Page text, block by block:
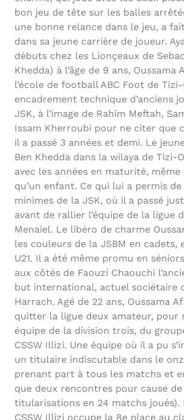
bon jeu de tête sur les balles
une bonne relance dans le jeu, a
dans sa jeune carrière de joueur.
débuts chez les Lionçeaux de
Khedda) à l’âge de 9 ans,
l’école de football ABC Foot de
encadrement technique d’anciens
JSK, à l’image de Rahim Meftah,
Issam Kherroubi pour ne citer que
il a passé 3 années et demi. Le
Ben Khedda dans la wilaya de Tizi-
avec les années en maturité, même
qu’un enfant. Ce qui lui a permis
minimes de la JSK, où il a passé
avant de rallier l’équipe de la ligue
Menaiel. Le libéro de charme
les couleurs de la JSBM en cadets,
U21. Il a été même promu en
aux côtés de Faouzi Chaouchi
but international, actuel sociétaire
Harrach. Agé de 22 ans, Oussama
quitter la ligue deux amateur, pour
équipe de la division trois, du
CSSW Illizi. Une équipe où il a pu
un titulaire indiscutable dans le
prenant part à tous les matchs et
que deux rencontres pour cause
titularisations en 24 matchs joués).
CSSW Illizi occupe la 8e place au